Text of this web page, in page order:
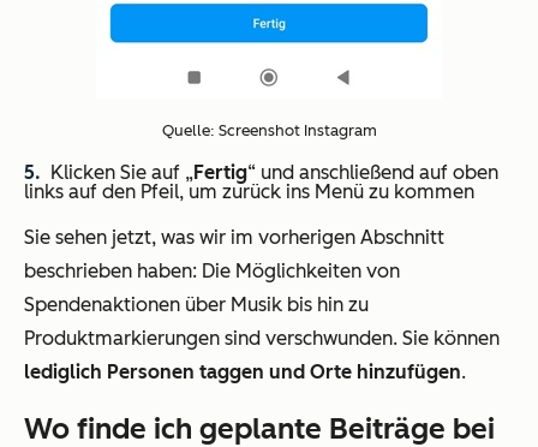
Quelle: Screenshot Instagram
Klicken Sie auf „Fertig“ und anschließend auf oben
links auf den Pfeil, um zurück ins Menü zu kommen
Sie sehen jetzt, was wir im vorherigen Abschnitt
beschrieben haben: Die Möglichkeiten von
Spendenaktionen über Musik bis hin zu
Produktmarkierungen sind verschwunden. Sie können
lediglich Personen taggen und Orte hinzufügen.
Wo finde ich geplante Beiträge bei